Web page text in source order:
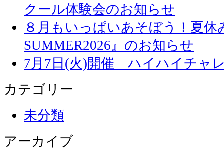
クール体験会のお知らせ
８月もいっぱいあそぼう！夏
SUMMER2026』のお知らせ
7月7日(火)開催 ハイハイチャ
カテゴリー
未分類
アーカイブ